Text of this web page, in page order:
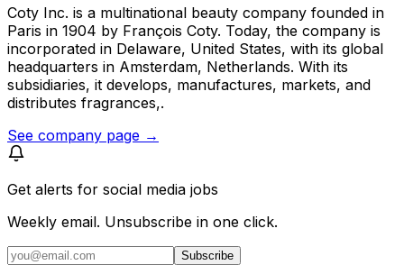
Coty Inc. is a multinational beauty company founded in
Paris in 1904 by François Coty. Today, the company is
incorporated in Delaware, United States, with its global
headquarters in Amsterdam, Netherlands. With its
subsidiaries, it develops, manufactures, markets, and
distributes fragrances,.
See company page →
Get alerts for social media jobs
Weekly email. Unsubscribe in one click.
Subscribe